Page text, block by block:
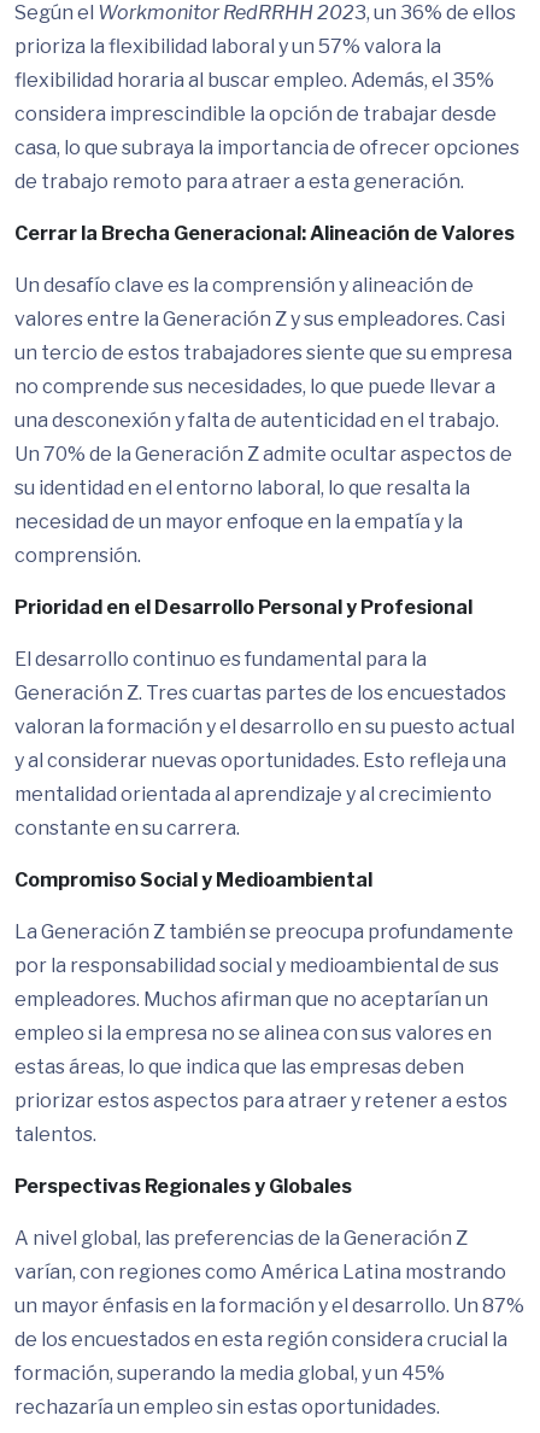
Según el Workmonitor RedRRHH 2023, un 36% de ellos
prioriza la flexibilidad laboral y un 57% valora la
flexibilidad horaria al buscar empleo. Además, el 35%
considera imprescindible la opción de trabajar desde
casa, lo que subraya la importancia de ofrecer opciones
de trabajo remoto para atraer a esta generación.
Cerrar la Brecha Generacional: Alineación de Valores
Un desafío clave es la comprensión y alineación de
valores entre la Generación Z y sus empleadores. Casi
un tercio de estos trabajadores siente que su empresa
no comprende sus necesidades, lo que puede llevar a
una desconexión y falta de autenticidad en el trabajo.
Un 70% de la Generación Z admite ocultar aspectos de
su identidad en el entorno laboral, lo que resalta la
necesidad de un mayor enfoque en la empatía y la
comprensión.
Prioridad en el Desarrollo Personal y Profesional
El desarrollo continuo es fundamental para la
Generación Z. Tres cuartas partes de los encuestados
valoran la formación y el desarrollo en su puesto actual
y al considerar nuevas oportunidades. Esto refleja una
mentalidad orientada al aprendizaje y al crecimiento
constante en su carrera.
Compromiso Social y Medioambiental
La Generación Z también se preocupa profundamente
por la responsabilidad social y medioambiental de sus
empleadores. Muchos afirman que no aceptarían un
empleo si la empresa no se alinea con sus valores en
estas áreas, lo que indica que las empresas deben
priorizar estos aspectos para atraer y retener a estos
talentos.
Perspectivas Regionales y Globales
A nivel global, las preferencias de la Generación Z
varían, con regiones como América Latina mostrando
un mayor énfasis en la formación y el desarrollo. Un 87%
de los encuestados en esta región considera crucial la
formación, superando la media global, y un 45%
rechazaría un empleo sin estas oportunidades.